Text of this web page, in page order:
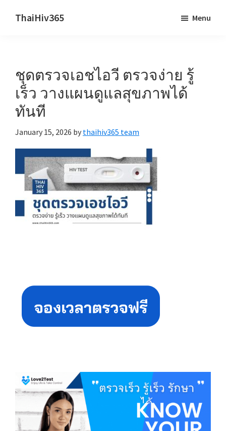
ThaiHiv365
behind.
Menu
ชุดตรวจเอชไอวี ตรวจง่าย รู้
เร็ว วางแผนดูแลสุขภาพได้
ทันที
January 15, 2026 by thaihiv365 team
Sidebar